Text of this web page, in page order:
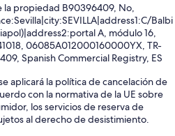
propiedad B90396409, No,
Balbi
A, módulo 16,
06085A012000160000YX, TR-
Spanish Commercial Registry, ES
aplicará la política de cancelación de
con la normativa de la UE sobre
los servicios de reserva de
al derecho de desistimiento.